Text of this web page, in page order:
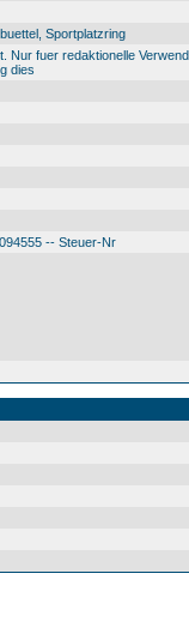
Sportplatzring
Nur fuer redaktionelle
dies
-- Steuer-Nr